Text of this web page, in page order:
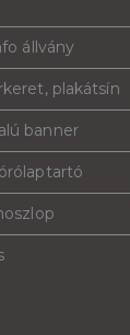
állvány
plakátsín
banner